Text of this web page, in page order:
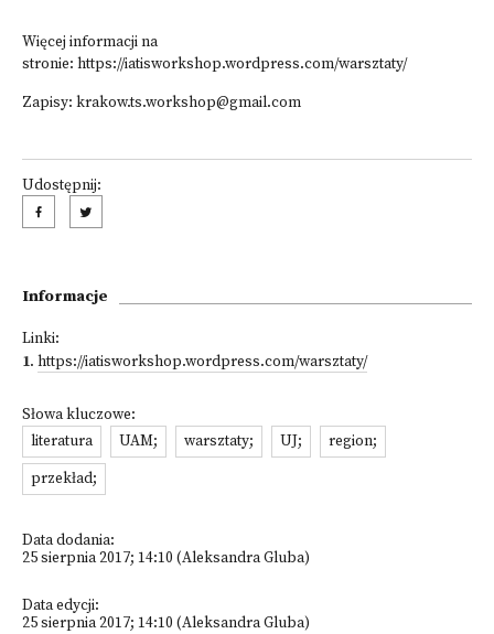
Więcej informacji na
stronie: https://iatisworkshop.wordpress.com/warsztaty/
Zapisy: krakow.ts.workshop@gmail.com
Udostępnij:
Informacje
Linki:
1. https://iatisworkshop.wordpress.com/warsztaty/
Słowa kluczowe:
literatura
UAM; warsztaty; UJ;
region;
przekład;
Data dodania:
25 sierpnia 2017; 14:10 (Aleksandra Gluba)
Data edycji:
25 sierpnia 2017; 14:10 (Aleksandra Gluba)